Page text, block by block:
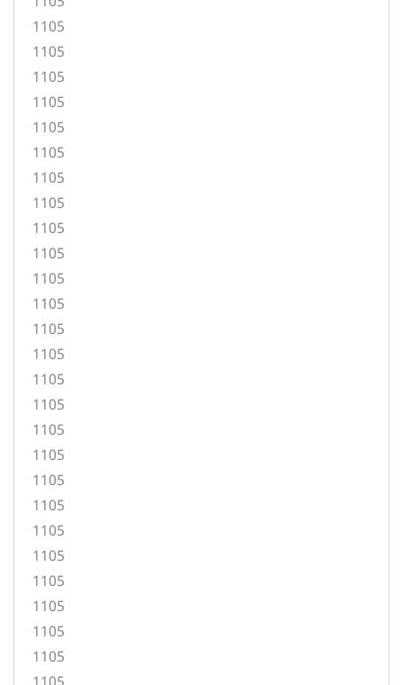
1105
1105
1105
1105
1105
1105
1105
1105
1105
1105
1105
1105
1105
1105
1105
1105
1105
1105
1105
1105
1105
1105
1105
1105
1105
1105